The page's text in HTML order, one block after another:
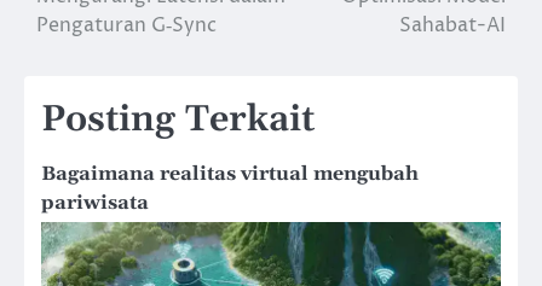
Pengaturan G‑Sync
Sahabat-AI
Posting Terkait
Bagaimana realitas virtual mengubah
pariwisata